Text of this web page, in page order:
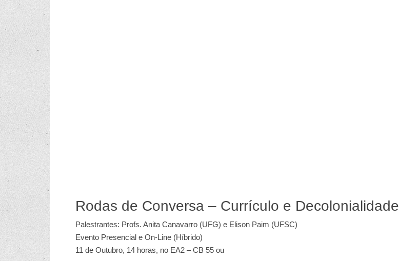
Rodas de Conversa – Currículo e Decolonialidade
Palestrantes: Profs. Anita Canavarro (UFG) e Elison Paim (UFSC)
Evento Presencial e On-Line (Híbrido)
11 de Outubro, 14 horas, no EA2 – CB 55 ou